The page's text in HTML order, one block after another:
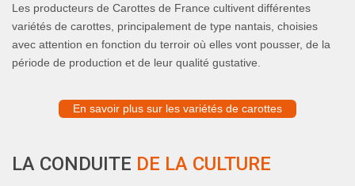
Les producteurs de Carottes de France cultivent différentes
variétés de carottes, principalement de type nantais, choisies
avec attention en fonction du terroir où elles vont pousser, de la
période de production et de leur qualité gustative.
En savoir plus sur les variétés de carottes
LA CONDUITE DE LA CULTURE